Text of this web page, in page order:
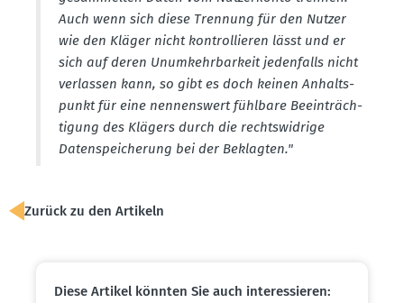
Auch wenn sich diese Trennung für den Nutzer
wie den Kläger nicht kontrol­lieren lässt und er
sich auf deren Unumkehr­barkeit jeden­falls nicht
verlassen kann, so gibt es doch keinen Anhalts­
punkt für eine nennenswert fühlbare Beein­träch­
tigung des Klägers durch die rechts­widrige
Daten­spei­cherung bei der Beklagten."
Zurück zu den Artikeln
Diese Artikel könnten Sie auch inter­es­sieren: